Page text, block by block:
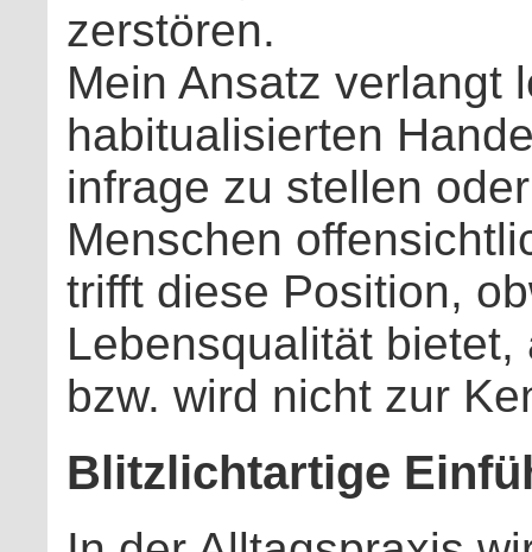
zerstören.
Mein Ansatz verlangt
habitualisierten
infrage zu stellen
Menschen
trifft diese Position,
Lebensqualität
bzw. wird nicht zur
Blitzlichtartige